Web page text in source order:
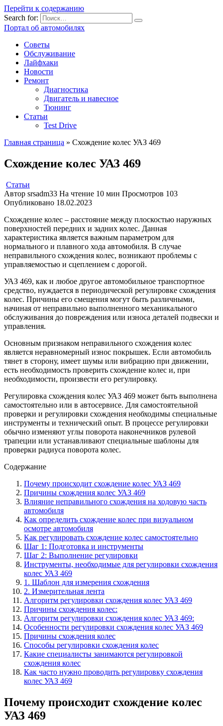
Перейти к содержанию
Search for:
Портал об автомобилях
Советы
Обслуживание
Лайфхаки
Новости
Ремонт
Диагностика
Двигатель и навесное
Тюнинг
Статьи
Test Drive
Главная страница » Схождение колес УАЗ 469
Схождение колес УАЗ 469
Статьи
Автор srsadm33 На чтение 10 мин Просмотров 103
Опубликовано 18.02.2023
Схождение колес – расстояние между плоскостью наружных
поверхностей передних и задних колес. Данная
характеристика является важным параметром для
нормального и плавного хода автомобиля. В случае
неправильного схождения колес, возникают проблемы с
управляемостью и сцеплением с дорогой.
УАЗ 469, как и любое другое автомобильное транспортное
средство, нуждается в периодической регулировке схождения
колес. Причины его смещения могут быть различными,
начиная от неправильно выполненного механикального
обслуживания до повреждения или износа деталей подвески и
управления.
Основным признаком неправильного схождения колес
является неравномерный износ покрышек. Если автомобиль
тянет в сторону, имеет шумы или вибрацию при движении,
есть необходимость проверить схождение колес и, при
необходимости, произвести его регулировку.
Регулировка схождения колес УАЗ 469 может быть выполнена
самостоятельно или в автосервисе. Для самостоятельной
проверки и регулировки схождения необходимы специальные
инструменты и технический опыт. В процессе регулировки
обычно изменяют углы поворота наконечников рулевой
трапеции или устанавливают специальные шаблоны для
проверки радиуса поворота колес.
Содержание
Почему происходит схождение колес УАЗ 469
Причины схождения колес УАЗ 469
Влияние неправильного схождения на ходовую часть
автомобиля
Как определить схождение колес при визуальном
осмотре автомобиля
Как регулировать схождение колес самостоятельно
Шаг 1: Подготовка и инструменты
Шаг 2: Выполнение регулировки
Инструменты, необходимые для регулировки схождения
колес УАЗ 469
1. Шаблон для измерения схождения
2. Измерительная лента
Алгоритм регулировки схождения колес УАЗ 469
Причины схождения колес:
Алгоритм регулировки схождения колес УАЗ 469:
Особенности регулировки схождения колес УАЗ 469
Причины схождения колес
Способы регулировки схождения колес
Какие специалисты занимаются регулировкой
схождения колес
Как часто нужно проводить регулировку схождения
колес УАЗ 469
Почему происходит схождение колес
УАЗ 469